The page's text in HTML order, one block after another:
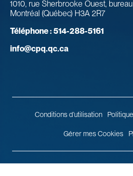
1010, rue Sherbrooke Ouest,
Montréal (Québec) H3A 2R7
Téléphone :514-288-5161
info@cpq.qc.ca
Conditions d’utilisation
Gérer mes Cookies